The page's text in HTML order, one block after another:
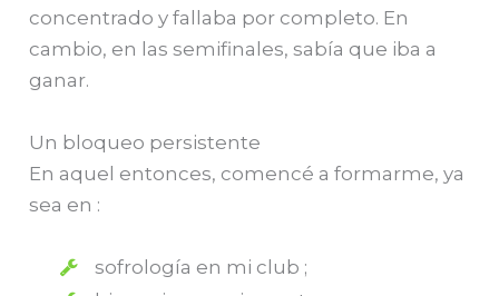
concentrado y fallaba por completo. En
cambio, en las semifinales, sabía que iba a
ganar.
Un bloqueo persistente
En aquel entonces, comencé a formarme, ya
sea en :
sofrología en mi club ;